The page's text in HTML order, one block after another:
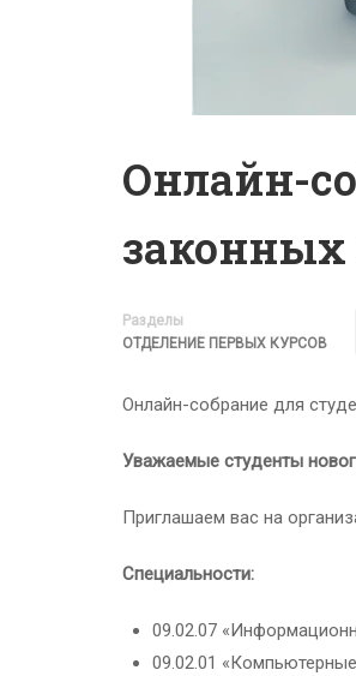
Онлайн-
законных
Разделы
ОТДЕЛЕНИЕ ПЕРВЫХ КУРСОВ
Онлайн-собрание для
Уважаемые студенты
Приглашаем вас на
Специальности:
09.02.07
09.02.01